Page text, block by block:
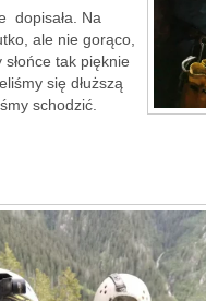
dopisała. Na
ale nie gorąco,
tak pięknie
się dłuższą
schodzić.